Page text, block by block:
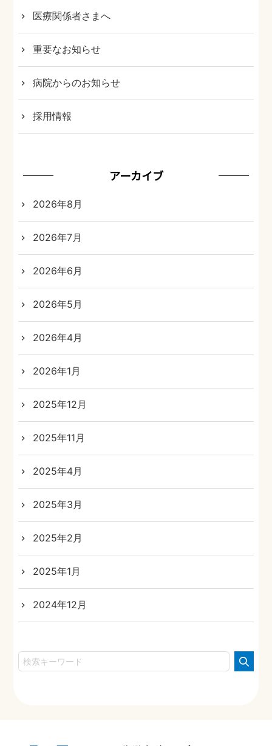
医療関係者さまへ
重要なお知らせ
病院からのお知らせ
採用情報
アーカイブ
2026年8月
2026年7月
2026年6月
2026年5月
2026年4月
2026年1月
2025年12月
2025年11月
2025年4月
2025年3月
2025年2月
2025年1月
2024年12月